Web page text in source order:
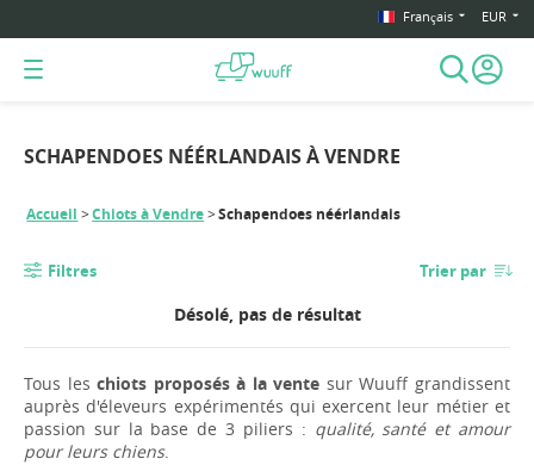
Français EUR
SCHAPENDOES NÉÉRLANDAIS À VENDRE
Accueil Chiots à Vendre Schapendoes néérlandais
Filtres Trier par
Désolé, pas de résultat
Tous leschiots proposés à la vente sur Wuuff grandissent
auprès d'éleveurs expérimentés qui exercent leur métier et
passion sur la base de 3 piliers : qualité, santé et amour
pour leurs chiens.